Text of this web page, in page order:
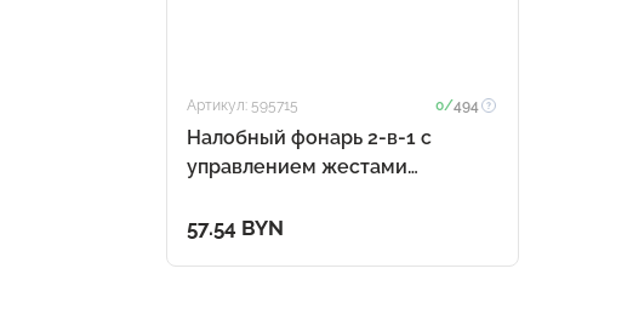
Артикул: 595715 0/494
Налобный фонарь 2-в-1 c
управлением жестами
57.54 BYN